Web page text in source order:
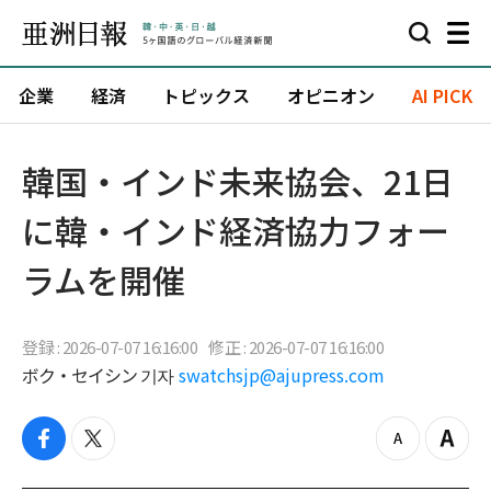
企業 経済 トピックス オピニオン AI PICK
韓国・インド未来協会、21日
に韓・インド経済協力フォー
ラムを開催
登録 : 2026-07-07 16:16:00 修正 : 2026-07-07 16:16:00
ボク・セイシン 기자 swatchsjp@ajupress.com
f
t
z
Z